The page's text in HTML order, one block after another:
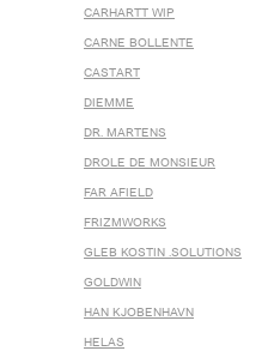
CARHARTT WIP
CARNE BOLLENTE
CASTART
DIEMME
DR. MARTENS
DROLE DE MONSIEUR
FAR AFIELD
FRIZMWORKS
GLEB KOSTIN .SOLUTIONS
GOLDWIN
HAN KJOBENHAVN
HELAS